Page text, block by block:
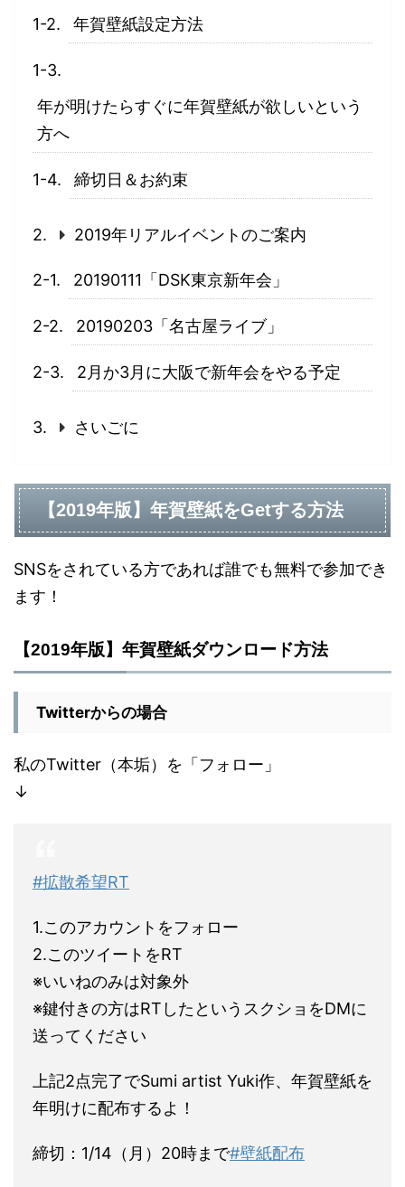
年賀壁紙設定方法
年が明けたらすぐに年賀壁紙が欲しいという
方へ
締切日＆お約束
2019年リアルイベントのご案内
20190111「DSK東京新年会」
20190203「名古屋ライブ」
2月か3月に大阪で新年会をやる予定
さいごに
【2019年版】年賀壁紙をGetする方法
SNSをされている方であれば誰でも無料で参加でき
ます！
【2019年版】年賀壁紙ダウンロード方法
Twitterからの場合
私のTwitter（本垢）を「フォロー」
↓
#拡散希望RT
1.このアカウントをフォロー
2.このツイートをRT
※いいねのみは対象外
※鍵付きの方はRTしたというスクショをDMに
送ってください
上記2点完了でSumi artist Yuki作、年賀壁紙を
年明けに配布するよ！
締切：1/14（月）20時まで#壁紙配布